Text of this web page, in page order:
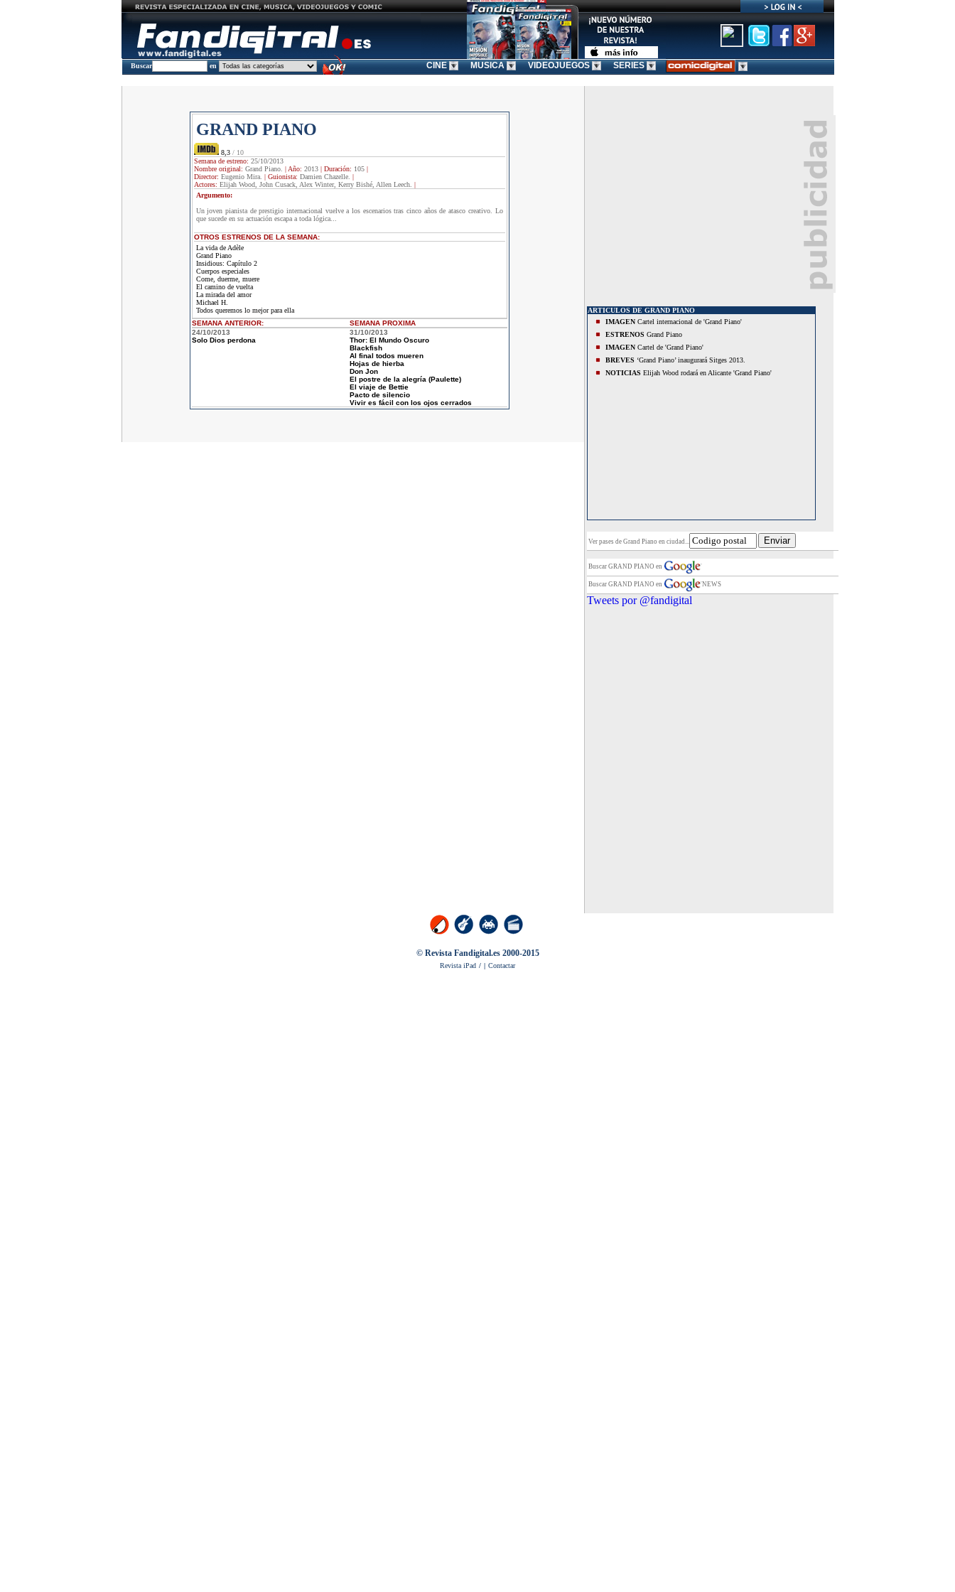
Buscar en CINE MUSICA VIDEOJUEGOS SERIES
GRAND PIANO
8,3 / 10
Semana de estreno: 25/10/2013
Nombre original: Grand Piano. | Año: 2013| Duración: 105|
Director: Eugenio Mira. | Guionista: Damien Chazelle. |
Actores: Elijah Wood, John Cusack, Alex Winter, Kerry Bishé, Allen Leech. |
Argumento:
Un joven pianista de prestigio internacional vuelve a los escenarios tras cinco años de atasco creativo. Lo
que sucede en su actuación escapa a toda lógica...
OTROS ESTRENOS DE LA SEMANA:
La vida de Adèle
Grand Piano
Insidious: Capítulo 2
Cuerpos especiales
Come, duerme, muere
El camino de vuelta
La mirada del amor
Michael H.
Todos queremos lo mejor para ella
SEMANA ANTERIOR: SEMANA PROXIMA
24/10/2013
Solo Dios perdona
31/10/2013
Thor: El Mundo Oscuro
Blackfish
Al final todos mueren
Hojas de hierba
Don Jon
El postre de la alegría (Paulette)
El viaje de Bettie
Pacto de silencio
Vivir es fácil con los ojos cerrados
ARTICULOS DE GRAND PIANO
IMAGENCartel internacional de 'Grand Piano'
ESTRENOS Grand Piano
IMAGENCartel de 'Grand Piano'
BREVES ‘Grand Piano’ inaugurará Sitges 2013.
NOTICIAS Elijah Wood rodará en Alicante 'Grand Piano'
Ver pases de Grand Piano en ciudad...
Buscar GRAND PIANO en
Buscar GRAND PIANO en NEWS
Tweets por @fandigital
© Revista Fandigital.es 2000-2015
Revista iPad / | Contactar